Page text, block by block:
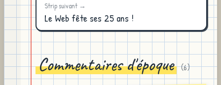
Strip suivant →
Le Web fête ses 25 ans !
Commentaires d'époque (6)